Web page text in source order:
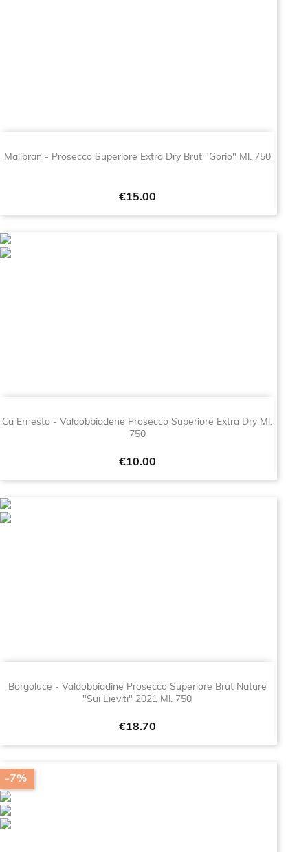
Malibran - Prosecco Superiore Extra Dry Brut "Gorio" Ml. 750
Price
€15.00
Ca Ernesto - Valdobbiadene Prosecco Superiore Extra Dry Ml.
750
Price
€10.00
Borgoluce - Valdobbiadine Prosecco Superiore Brut Nature
"Sui Lieviti" 2021 Ml. 750
Price
€18.70
-7%